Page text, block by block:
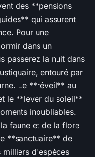
des **pensions
qui assurent
Pour une
dans un
passerez la nuit dans
entouré par
Le **réveil** au
le **lever du soleil**
inoubliables.
faune et de la flore
**sanctuaire** de
d'espèces